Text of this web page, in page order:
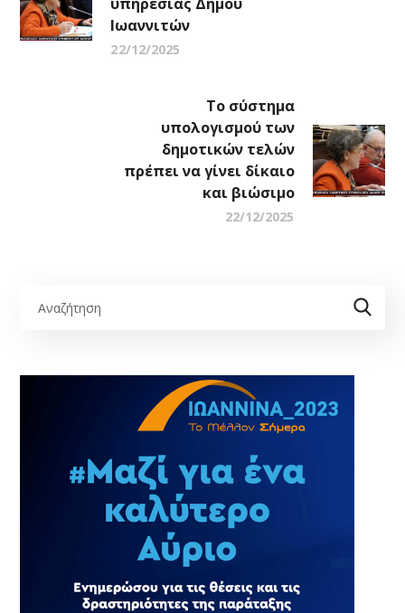
υπηρεσίας Δήμου
Ιωαννιτών
22/12/2025
Το σύστημα
υπολογισμού των
δημοτικών τελών
πρέπει να γίνει δίκαιο
και βιώσιμο
22/12/2025